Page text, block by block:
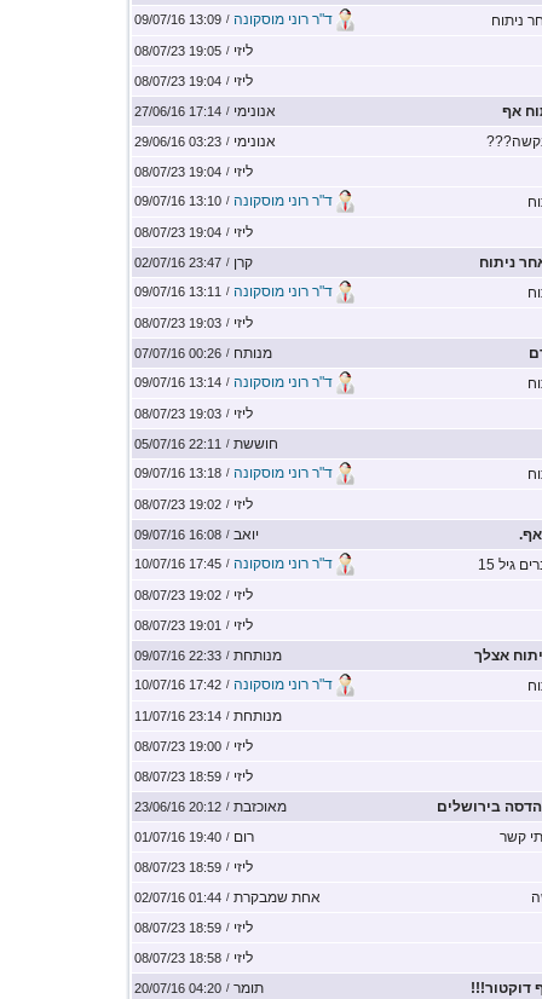
ניתוח ד"ר רוני מוסקונה /
13:09 09/07/16
ליזי /
19:05 08/07/23
ליזי /
19:04 08/07/23
אף אנונימי /
17:14 27/06/16
אנונימי /
03:23 29/06/16
ליזי /
19:04 08/07/23
ד"ר רוני מוסקונה /
13:10 09/07/16
ליזי /
19:04 08/07/23
ניתוח קרן /
23:47 02/07/16
ד"ר רוני מוסקונה /
13:11 09/07/16
ליזי /
19:03 08/07/23
מנותח /
00:26 07/07/16
ד"ר רוני מוסקונה /
13:14 09/07/16
ליזי /
19:03 08/07/23
חוששת /
22:11 05/07/16
ד"ר רוני מוסקונה /
13:18 09/07/16
ליזי /
19:02 08/07/23
יואב /
16:08 09/07/16
גיל 15 ד"ר רוני מוסקונה /
17:45 10/07/16
ליזי /
19:02 08/07/23
ליזי /
19:01 08/07/23
מנותחת /
22:33 09/07/16
ד"ר רוני מוסקונה /
17:42 10/07/16
מנותחת /
23:14 11/07/16
ליזי /
19:00 08/07/23
ליזי /
18:59 08/07/23
בירושלים מאוכזבת /
20:12 23/06/16
קשר רום /
19:40 01/07/16
ליזי /
18:59 08/07/23
אחת שמבקרת /
01:44 02/07/16
ליזי /
18:59 08/07/23
ליזי /
18:58 08/07/23
דוקטור!!! תומר /
04:20 20/07/16